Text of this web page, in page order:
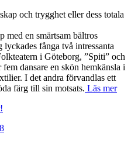
och trygghet eller dess totala
med en smärtsam bältros
fånga två intressanta
i Göteborg, ”Spiti” och
dansare en skön hemkänsla i
I det andra förvandlas ett
färg till sin motsats. Läs mer